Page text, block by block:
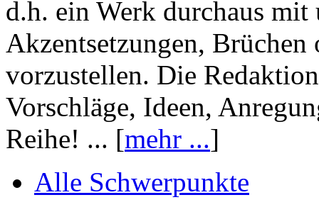
d.h. ein Werk durchaus mit
Akzentsetzungen, Brüchen
vorzustellen. Die
Vorschläge, Ideen,
Reihe! ... [mehr ...]
Alle Schwerpunkte